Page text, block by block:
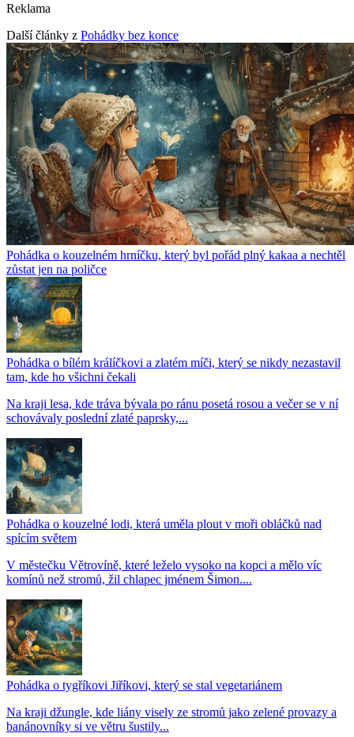
Reklama
Další články z Pohádky bez konce
Pohádka o kouzelném hrníčku, který byl pořád plný kakaa a nechtěl
zůstat jen na poličce
Pohádka o bílém králíčkovi a zlatém míči, který se nikdy nezastavil
tam, kde ho všichni čekali
Na kraji lesa, kde tráva bývala po ránu posetá rosou a večer se v ní
schovávaly poslední zlaté paprsky,...
Pohádka o kouzelné lodi, která uměla plout v moři obláčků nad
spícím světem
V městečku Větrovíně, které leželo vysoko na kopci a mělo víc
komínů než stromů, žil chlapec jménem Šimon....
Pohádka o tygříkovi Jiříkovi, který se stal vegetariánem
Na kraji džungle, kde liány visely ze stromů jako zelené provazy a
banánovníky si ve větru šustily...